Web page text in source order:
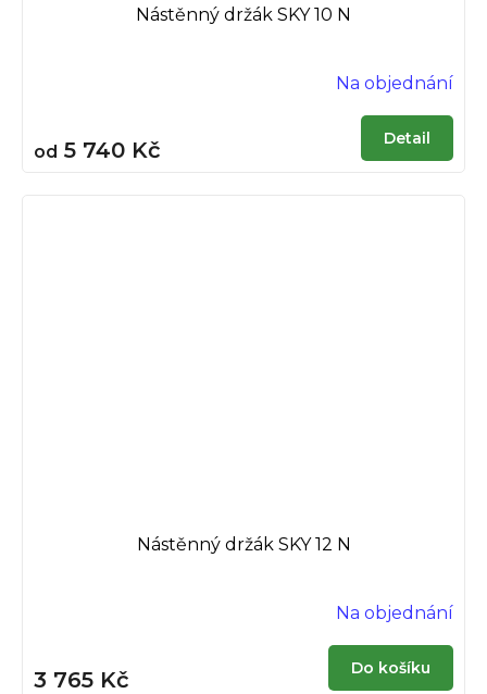
Nástěnný držák SKY 10 N
Na objednání
od 5 740 Kč Detail
Nástěnný držák SKY 12 N
Na objednání
3 765 Kč Do košíku